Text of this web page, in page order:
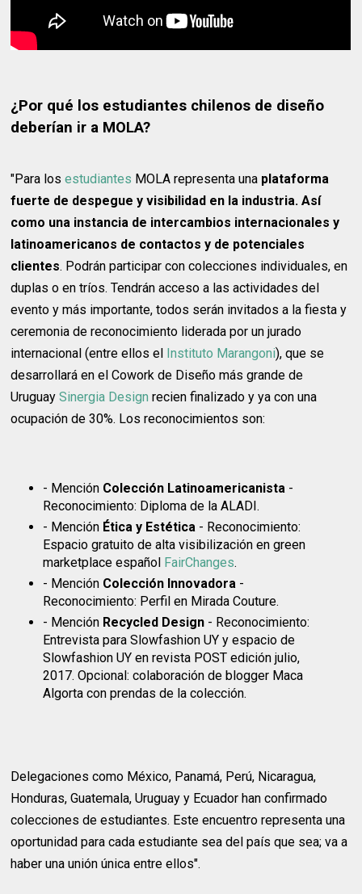
¿Por qué los estudiantes chilenos de diseño
deberían ir a MOLA?
"Para losestudiantes MOLA representa una plataforma
fuerte de despegue y visibilidad en la industria. Así
como una instancia de intercambios internacionales y
latinoamericanos de contactos y de potenciales
clientes. Podrán participar con colecciones individuales, en
duplas o en tríos. Tendrán acceso a las actividades del
evento y más importante, todos serán invitados a la fiesta y
ceremonia de reconocimiento liderada por un jurado
internacional (entre ellos el
Instituto Marangoni), que se
desarrollará en el Cowork de Diseño más grande de
UruguaySinergia Design recien finalizado y ya con una
ocupación de 30%. Los reconocimientos son:
- Mención Colección Latinoamericanista -
Reconocimiento: Diploma de la ALADI.
- Mención Ética y Estética - Reconocimiento:
Espacio gratuito de alta visibilización en green
marketplace español FairChanges.
- Mención Colección Innovadora -
Reconocimiento: Perfil en Mirada Couture.
- Mención Recycled Design - Reconocimiento:
Entrevista para Slowfashion UY y espacio de
Slowfashion UY en revista POST edición julio,
2017. Opcional: colaboración de blogger Maca
Algorta con prendas de la colección.
Delegaciones como México, Panamá, Perú, Nicaragua,
Honduras, Guatemala, Uruguay y Ecuador han confirmado
colecciones de estudiantes. Este encuentro representa una
oportunidad para cada estudiante sea del país que sea; va a
haber una unión única entre ellos".